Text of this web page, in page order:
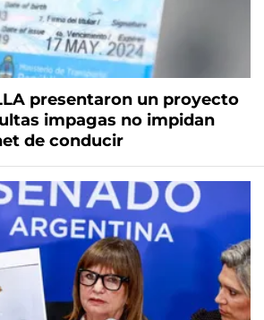
presentaron un proyecto
impagas no impidan
de conducir